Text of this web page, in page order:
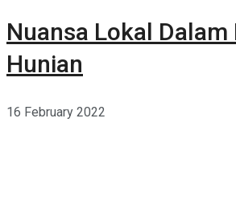
Nuansa Lokal Dalam
Hunian
16 February 2022